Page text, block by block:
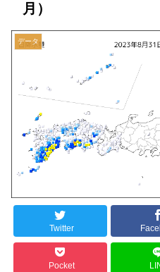
月）
データ
Twitter
Pocket